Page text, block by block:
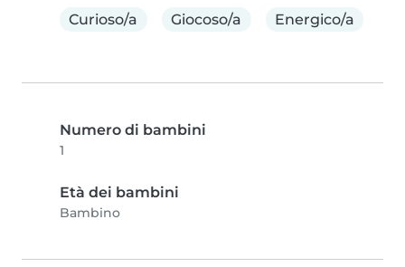
Curioso/a
Giocoso/a Energico/a
Numero di bambini
1
Età dei bambini
Bambino